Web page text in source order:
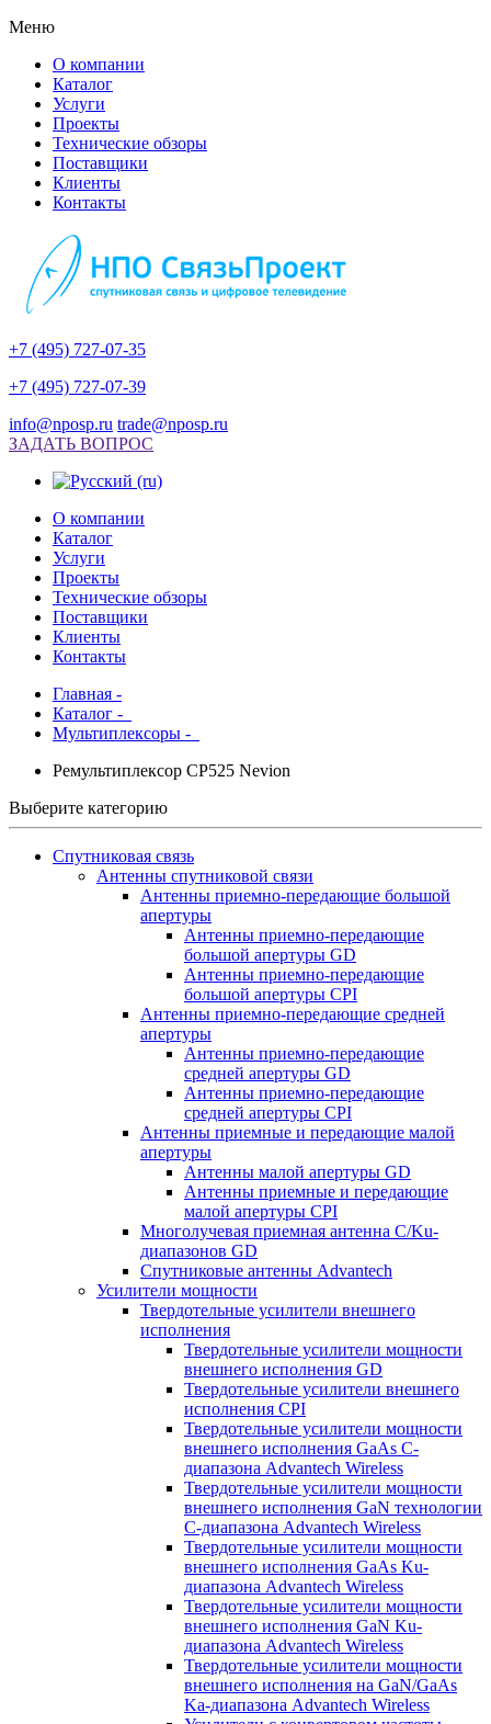
Меню
О компании
Каталог
Услуги
Проекты
Технические обзоры
Поставщики
Клиенты
Контакты
+7 (495) 727-07-35
+7 (495) 727-07-39
info@nposp.ru trade@nposp.ru
ЗАДАТЬ ВОПРОС
О компании
Каталог
Услуги
Проекты
Технические обзоры
Поставщики
Клиенты
Контакты
Главная -
Каталог -
Мультиплексоры -
Ремультиплексор CP525 Nevion
Выберите категорию
Спутниковая связь
Антенны спутниковой связи
Антенны приемно-передающие большой
апертуры
Антенны приемно-передающие
большой апертуры GD
Антенны приемно-передающие
большой апертуры CPI
Антенны приемно-передающие средней
апертуры
Антенны приемно-передающие
средней апертуры GD
Антенны приемно-передающие
средней апертуры CPI
Антенны приемные и передающие малой
апертуры
Антенны малой апертуры GD
Антенны приемные и передающие
малой апертуры CPI
Многолучевая приемная антенна С/Ku-
диапазонов GD
Спутниковые антенны Advantech
Усилители мощности
Твердотельные усилители внешнего
исполнения
Твердотельные усилители мощности
внешнего исполнения GD
Твердотельные усилители внешнего
исполнения CPI
Твердотельные усилители мощности
внешнего исполнения GaAs С-
диапазона Advantech Wireless
Твердотельные усилители мощности
внешнего исполнения GaN технологии
С-диапазона Advantech Wireless
Твердотельные усилители мощности
внешнего исполнения GaAs Ku-
диапазона Advantech Wireless
Твердотельные усилители мощности
внешнего исполнения GaN Ku-
диапазона Advantech Wireless
Твердотельные усилители мощности
внешнего исполнения на GaN/GaAs
Ka-диапазона Advantech Wireless